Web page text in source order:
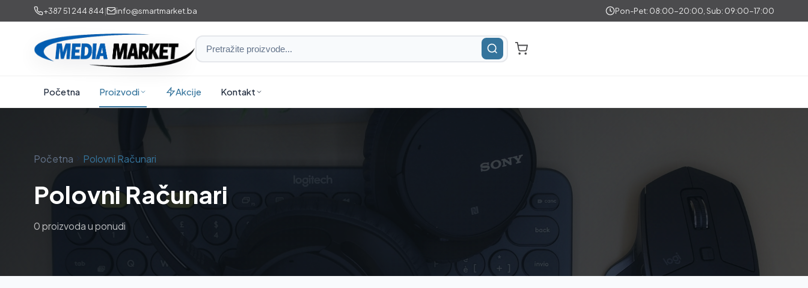
Preskoči
na
+387 51 244 844| info@smartmarket.ba Pon-Pet: 08:00-20:00, Sub: 09:00-17:00
Smart
Media
Početna Proizvodi Akcije Kontakt
Početna Polovni Računari
Polovni Računari
0 proizvoda u ponudi